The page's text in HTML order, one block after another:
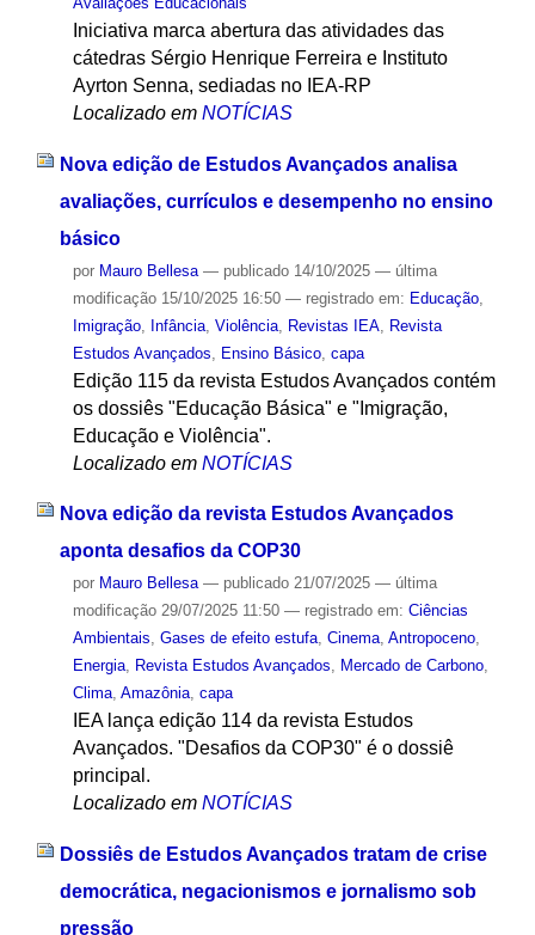
Iniciativa marca abertura das atividades das
cátedras Sérgio Henrique Ferreira e Instituto
Ayrton Senna, sediadas no IEA-RP
Localizado em NOTÍCIAS
Nova edição de Estudos Avançados analisa
avaliações, currículos e desempenho no ensino
básico
por Mauro Bellesa — publicado14/10/2025 — última
modificação15/10/2025 16:50 — registrado em: Educação,
Imigração, Infância, Violência, Revistas IEA, Revista
Estudos Avançados
Ensino Básico, capa
Edição 115 da revista Estudos Avançados contém
os dossiês "Educação Básica" e "Imigração,
Educação e Violência".
Localizado em NOTÍCIAS
Nova edição da revista Estudos Avançados
aponta desafios da COP30
por Mauro Bellesa — publicado21/07/2025 — última
modificação29/07/2025 11:50 — registrado em: Ciências
Ambientais, Gases de efeito estufa, Cinema, Antropoceno,
Energia, Revista Estudos Avançados, Mercado de Carbono,
Clima, Amazônia, capa
IEA lança edição 114 da revista Estudos
Avançados. "Desafios da COP30" é o dossiê
principal.
Localizado em NOTÍCIAS
Dossiês de Estudos Avançados tratam de crise
democrática, negacionismos e jornalismo sob
pressão